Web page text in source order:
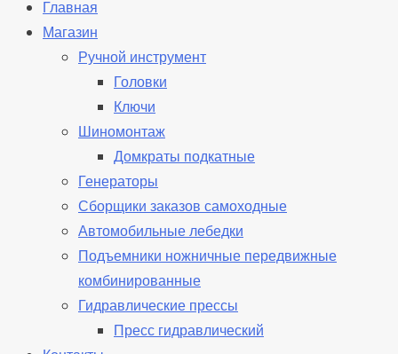
Главная
Магазин
Ручной инструмент
Головки
Ключи
Шиномонтаж
Домкраты подкатные
Генераторы
Сборщики заказов самоходные
Автомобильные лебедки
Подъемники ножничные передвижные
комбинированные
Гидравлические прессы
Пресс гидравлический